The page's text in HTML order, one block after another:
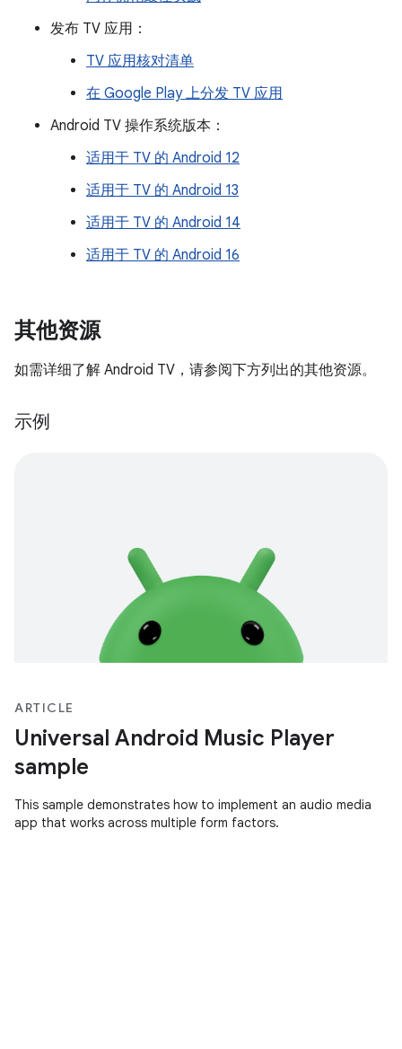
发布 TV 应用：
TV 应用核对清单
在 Google Play 上分发 TV 应用
Android TV 操作系统版本：
适用于 TV 的 Android 12
适用于 TV 的 Android 13
适用于 TV 的 Android 14
适用于 TV 的 Android 16
其他资源
如需详细了解 Android TV，请参阅下方列出的其他资源。
示例
ARTICLE
Universal Android Music Player
sample
This sample demonstrates how to implement an audio media
app that works across multiple form factors.